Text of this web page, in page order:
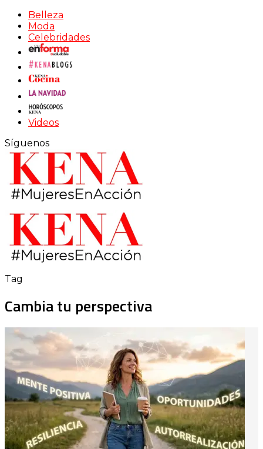
Belleza
Moda
Celebridades
Videos
Síguenos
Tag
Cambia tu perspectiva